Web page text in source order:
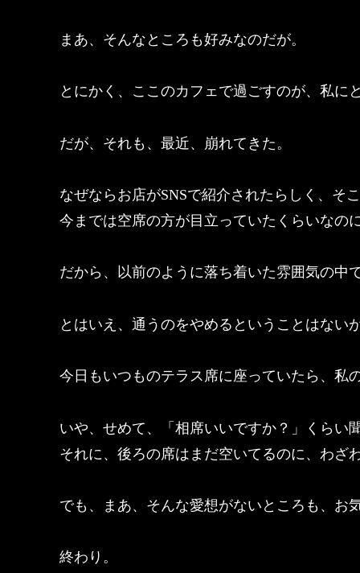
まあ、そんなところも好みなのだが。
とにかく、ここのカフェで過ごすのが、私に
だが、それも、最近、崩れてきた。
なぜならお店がSNSで紹介されたらしく、そ
今までは空席の方が目立っていたくらいなの
だから、以前のように落ち着いた雰囲気の中
とはいえ、通うのをやめるということはない
今日もいつものテラス席に座っていたら、私
いや、せめて、「相席いいですか？」くらい
それに、後ろの席はまだ空いてるのに、わざ
でも、まあ、そんな愛想がないところも、お
終わり。